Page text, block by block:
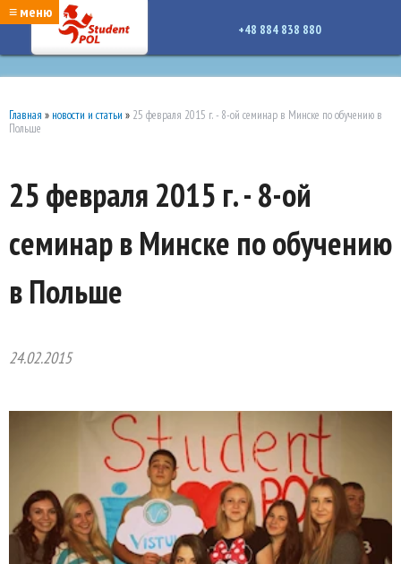
google-site-verification: google7a917c261df1566b.htmlgoogle-site-verification:
google7a917c261df1566b.html
≡ меню
+48 884 838 880
Главная » новости и статьи » 25 февраля 2015 г. - 8-ой семинар в Минске по обучению в
Польше
25 февраля 2015 г. - 8-ой
семинар в Минске по обучению
в Польше
24.02.2015